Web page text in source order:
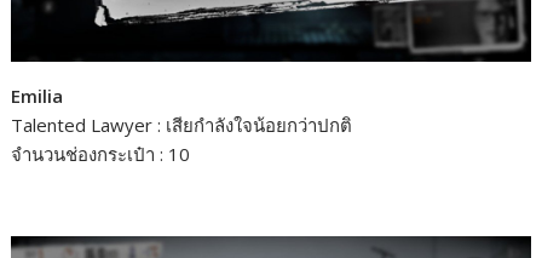
Emilia
Talented Lawyer : เสียกำลังใจน้อยกว่าปกติ
จำนวนช่องกระเป๋า : 10